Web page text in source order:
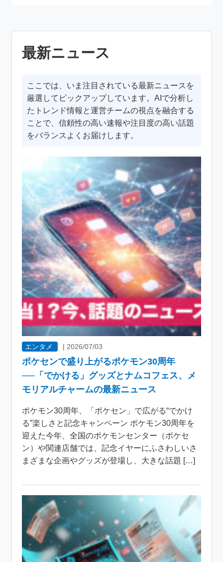
最新ニュース
ここでは、いま注目されている最新ニュースを
厳選してピックアップしています。AIで分析し
たトレンド情報と運営チームの視点を融合する
ことで、信頼性の高い速報や注目度の高い話題
をバランスよくお届けします。
エンタメ | 2026/07/03
ポケセンで盛り上がるポケモン30周年
──「でかける」グッズとナムコフェス、メ
モリアルチャームの最新ニュース
ポケモン30周年、「ポケセン」で広がる“でかけ
る”楽しさと記念キャンペーン ポケモン30周年を
迎えた今年、全国のポケモンセンター（ポケセ
ン）や関連店舗では、記念イヤーにふさわしいさ
まざまな企画やグッズが登場し、大きな話題 […]